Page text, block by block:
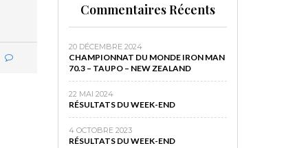
Commentaires Récents
20 DÉCEMBRE 2024
CHAMPIONNAT DU MONDE IRON MAN
70.3 – TAUPO – NEW ZEALAND
22 MAI 2024
RÉSULTATS DU WEEK-END
4 OCTOBRE 2023
RÉSULTATS DU WEEK-END